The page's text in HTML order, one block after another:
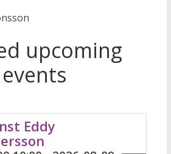
upcoming
events
Eddy